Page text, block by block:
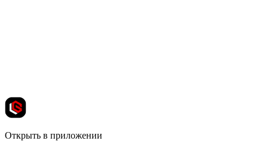
Открыть в приложении